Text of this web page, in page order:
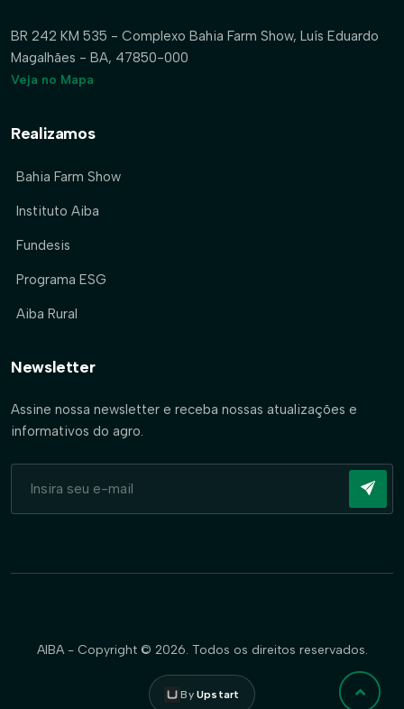
BR 242 KM 535 - Complexo Bahia Farm Show, Luís Eduardo
Magalhães - BA, 47850-000
Veja no Mapa
Realizamos
Bahia Farm Show
Instituto Aiba
Fundesis
Programa ESG
Aiba Rural
Newsletter
Assine nossa newsletter e receba nossas atualizações e
informativos do agro.
AIBA - Copyright © 2026. Todos os direitos reservados.
ByUpstart